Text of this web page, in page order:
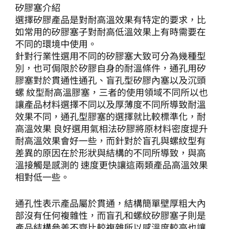
矽膠塞介紹
選擇矽膠產品是對耐高溫效果有特定的要求，比
如常用的矽膠塞子對耐高低溫效果上有時需要在
不同的環境中使用。
針對行業性選用不同的矽膠塞大致可分為幾種型
別，也可侷限於矽膠自身的耐溫條件，通孔用矽
膠塞對於貫通性通孔、盲孔型矽膠內塞以及沉頭
螺 紋型耐高溫膠塞，三者的使用領域不同所以也
讓產品材料選擇不同以及厚薄度不同所導致耐溫
效果不同，通孔型膠塞的選擇就比較標準化，耐
高溫效果 良好選用氣相法矽膠將原材料密度提升
耐高溫效果會好一些，而針對於盲孔與螺紋型有
差異的原因在於形狀與結構的不同所導致，與高
溫接觸是感測的 速度更快讓這兩類產品高溫效果
相對低一些。
通孔性表示產品屬於貫通，結構簡單壁厚粗大內
部沒有任何複雜性，而盲孔和螺紋矽膠塞子則是